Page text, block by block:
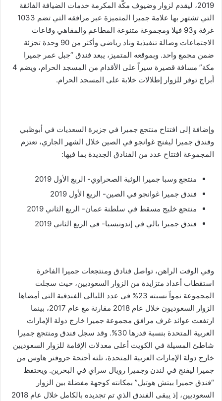
2019، ليقدم لزوار وضيوف مكّة المكرمة خدمات الضيافة الفائقة
التي تشتهر بها علامة جميرا المتميزة عبر مرافقه التي تضم 1033
غرفة و93 فيلا ومجموعة متنوعة المطاعم والمقاهي وقاعات
الاجتماعات وصالة تنفيذية وناد رياضي وأكثر من 90 وحدة تجزئة
ضمن مجمع واحد. وبموقعه المتميز، يبعد فندق “جبل عمر جميرا
مكة” مسافة قصيرة سيراً على الأقدام من المسجد الحرام، ويضم 4
أبراج توفر للزوار إطلالات خلابة على المسجد الحرام.
وإضافة إلى افتتاح منتجع جميرا في جزيرة السعديات في أبوظبي
وفندق جميرا ليفنج غوانجو في الصين خلال الشهر الجاري، تعتزم
المجموعة افتتاح عدد من الفنادق الجديدة بما فيها:
منتجع وسبا جميرا الوثبة الصحراوي- الربع الأول 2019
فندق جميرا غوانجو في الصين- الربع الأول 2019
منتجع خليج مسقط في سلطنة عمان- الربع الثاني 2019
فندق جميرا بالي في إندونيسيا- في الربع الثاني 2019
وفي الوقت الراهن، تواصل فنادق ومنتجعات جميرا الفاخرة
استقطاب أعداد متزايدة من الزوار السعوديين، حيث سجلت
المجموعة نمواً نسبته 23% في عدد الليالي الفندقية التي أمضاها
الزوار السعوديون خلال عام 2018 مقارنة مع عام 2017، بينما
ارتفعت عوائد غرف مرافق مجموعة جميرا خارج دولة الإمارات
العربية المتحدة بنسبة قدرها 30%. وقد سجل فندق ومنتجع جميرا
شاطئ المسيلة في الكويت أعلى معدلات الإقامة للزوار السعوديين
خارج دولة الإمارات العربية المتحدة، تلته أجنحة جروفنر هاوس من
جميرا ليفنج في لندن وجميرا رويال سراي في البحرين. ويحتفظ
“فندق جميرا بيتش هوتيل” بمكانته كوجهة مفضلة بين الزوار
السعوديين، إذ يبقى الفندق الذي تم تجديده بالكامل خلال عام 2018